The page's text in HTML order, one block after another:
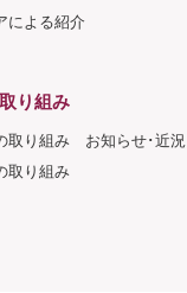
による紹介
り組み
取り組み お知らせ･近況
取り組み